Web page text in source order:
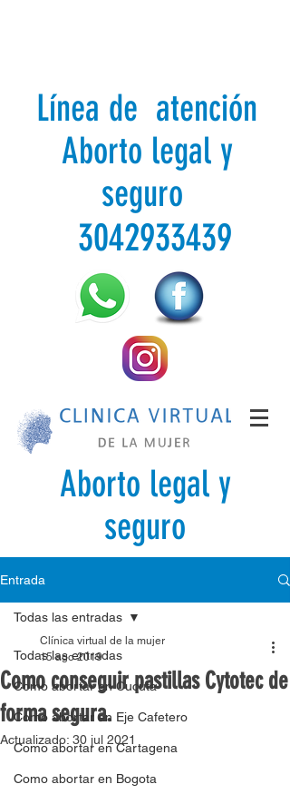
Línea de atención
Aborto legal y
seguro
3042933439
Aborto legal y
seguro
Entrada
Todas las entradas
Como abortar en Cucuta
Como abortar en Eje Cafetero
Como abortar en Cartagena
Como abortar en Bogota
Todas las entradas
Como conseguir pastillas Cytotec de
forma segura.
Clínica virtual de la mujer
15 ago 2019
Actualizado: 30 jul 2021